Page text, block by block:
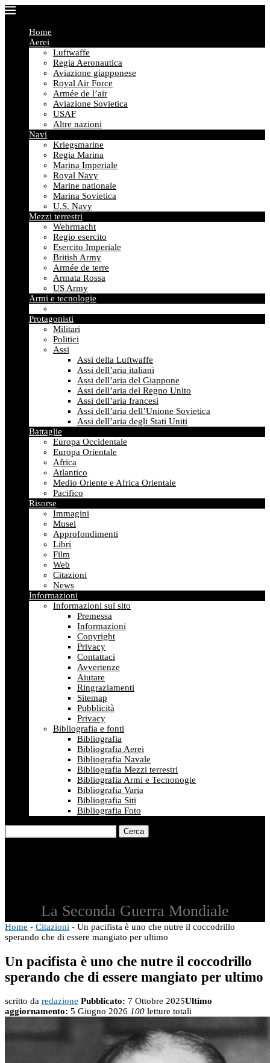
Home
Aerei
Luftwaffe
Regia Aeronautica
Aviazione giapponese
Royal Air Force
Armée de l’air
Aviazione Sovietica
USAF
Altre nazioni
Navi
Kriegsmarine
Regia Marina
Marina Imperiale
Royal Navy
Marine nationale
Marina Sovietica
U.S. Navy
Mezzi terrestri
Wehrmacht
Regio esercito
Esercito Imperiale
British Army
Armée de terre
Armata Rossa
US Army
Armi e tecnologie
Protagonisti
Militari
Politici
Assi
Assi della Luftwaffe
Assi dell’aria italiani
Assi dell’aria del Giappone
Assi dell’aria del Regno Unito
Assi dell’aria francesi
Assi dell’aria dell’Unione Sovietica
Assi dell’aria degli Stati Uniti
Battaglie
Europa Occidentale
Europa Orientale
Africa
Atlantico
Medio Oriente e Africa Orientale
Pacifico
Risorse
Immagini
Musei
Approfondimenti
Libri
Film
Web
Citazioni
News
Informazioni
Informazioni sul sito
Premessa
Informazioni
Copyright
Privacy
Contattaci
Avvertenze
Aiutare
Ringraziamenti
Sitemap
Pubblicità
Privacy
Bibliografia e fonti
Bibliografia
Bibliografia Aerei
Bibliografia Navale
Bibliografia Mezzi terrestri
Bibliografia Armi e Tecnonogie
Bibliografia Varia
Bibliografia Siti
Bibliografia Foto
Cerca
La Seconda Guerra Mondiale
Home - Citazioni - Un pacifista è uno che nutre il coccodrillo
sperando che di essere mangiato per ultimo
Un pacifista è uno che nutre il coccodrillo
sperando che di essere mangiato per ultimo
scritto da redazione Pubblicato: 7 Ottobre 2025Ultimo
aggiornamento: 5 Giugno 2026 100 letture totali